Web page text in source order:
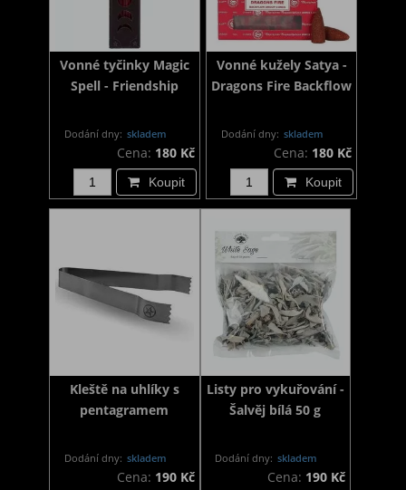
Vonné tyčinky Magic
Spell - Friendship
Dodání dny: skladem
Cena: 180 Kč
Koupit
Vonné kužely Satya -
Dragons Fire Backflow
Dodání dny: skladem
Cena: 180 Kč
Koupit
Kleště na uhlíky s
pentagramem
Dodání dny: skladem
Cena: 190 Kč
Listy pro vykuřování -
Šalvěj bílá 50 g
Dodání dny: skladem
Cena: 190 Kč